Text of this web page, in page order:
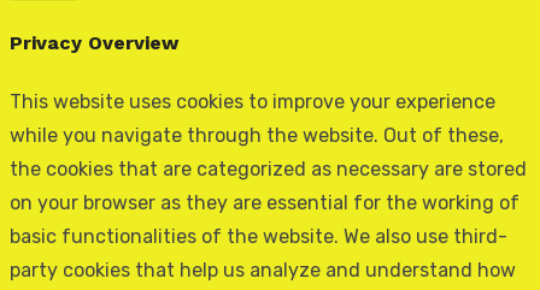
Privacy Overview
This website uses cookies to improve your experience
while you navigate through the website. Out of these,
the cookies that are categorized as necessary are stored
on your browser as they are essential for the working of
basic functionalities of the website. We also use third-
party cookies that help us analyze and understand how